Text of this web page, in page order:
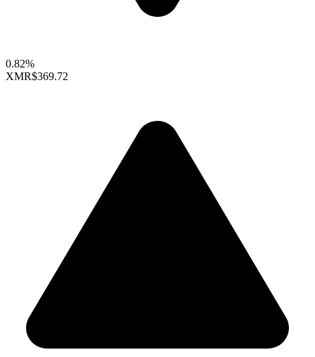
0.82%
XMR$369.72